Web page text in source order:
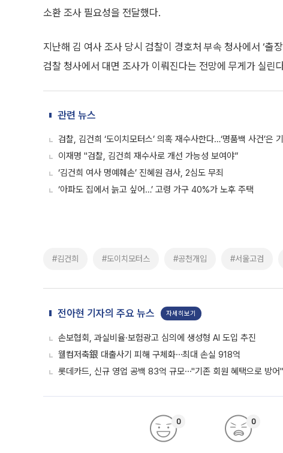
소환 조사 필요성을 전달했다.
지난해 김 여사 조사 당시 검찰이 경호처 부속 청사에서 ‘출
검찰 청사에서 대면 조사가 이뤄진다는 전망에 무게가 실린
관련 뉴스
검찰, 김건희 ‘도이치모터스’ 의혹 재수사한다…‘명품백 사건’은
이재명 "검찰, 김건희 재수사로 개선 가능성 보여야”
‘김건희 여사 명예훼손’ 진혜원 검사, 2심도 무죄
‘아파도 집에서 늙고 싶어…’ 고령 가구 40%가 노후 주택
#김건희 #도이치모터스 #공천개입 #서울고검
전아현 기자의 주요 뉴스 자세히보기
손보협회, 과실비율·보험광고 심의에 생성형 AI 도입 추진
웰컴저축銀 대출사기 피해 구체화⋯최대 손실 918억
롯데카드, 신규 영업 공백 83억 규모⋯"기존 회원 혜택으로 방어"
0 0